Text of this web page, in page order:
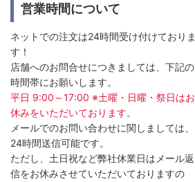
営業時間について
ネットでの注文は24時間受け付けておりま
す！
店舗へのお問合せにつきましては、下記の
時間帯にお願いします。
平日 9:00～17:00 ※土曜・日曜・祭日はお
休みをいただいております。
メールでのお問い合わせに関しましては、
24時間送信可能です。
ただし、土日祝など弊社休業日はメール返
信をお休みさせていただいておりますの